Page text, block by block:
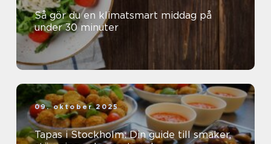
Så gör du en klimatsmart middag på
under 30 minuter
09. oktober 2025
Tapas i Stockholm: Din guide till smaker,